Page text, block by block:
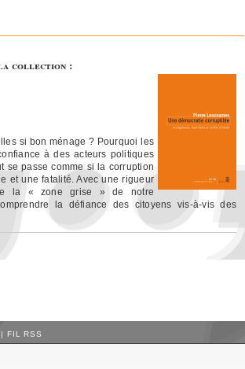
la collection :
si bon ménage ? Pourquoi les
à des acteurs politiques
se passe comme si la corruption
et une fatalité. Avec une rigueur
la « zone grise » de notre
la défiance des citoyens vis-à-vis des
| FIL RSS